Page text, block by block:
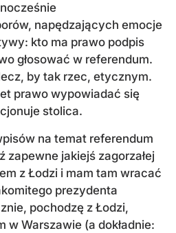
napędzających emocje
kto ma prawo podpis
głosować w referendum.
by tak rzec, etycznym.
prawo wypowiadać się
stolica.
na temat referendum
zapewne jakiejś zagorzałej
z Łodzi i mam tam wracać
prezydenta
pochodzę z Łodzi,
w Warszawie (a dokładnie: